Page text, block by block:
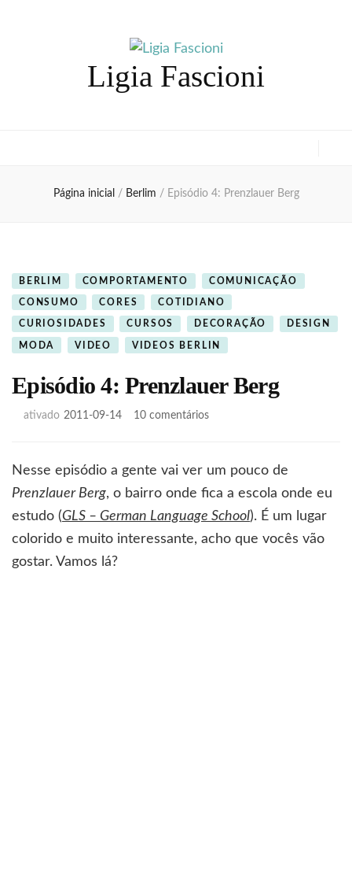
Ligia Fascioni
Página inicial / Berlim / Episódio 4: Prenzlauer Berg
BERLIM COMPORTAMENTO COMUNICAÇÃO
CONSUMO CORES COTIDIANO
CURIOSIDADES CURSOS DECORAÇÃO DESIGN
MODA VIDEO VIDEOS BERLIN
Episódio 4: Prenzlauer Berg
ativado 2011-09-14 10 comentáriosem
Nesse episódio a gente vai ver um pouco de
Prenzlauer Berg, o bairro onde fica a escola onde eu
estudo (GLS – German Language School). É um lugar
colorido e muito interessante, acho que vocês vão
gostar. Vamos lá?